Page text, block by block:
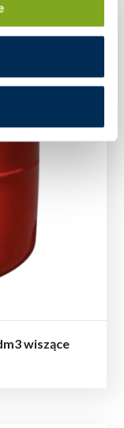
wiszące